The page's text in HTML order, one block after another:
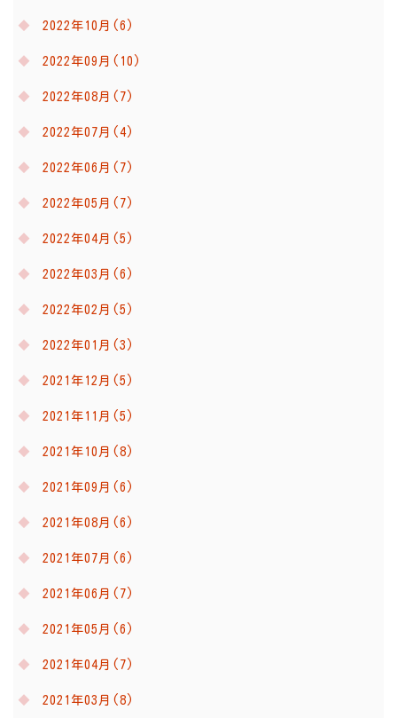
2022年10月(6)
2022年09月(10)
2022年08月(7)
2022年07月(4)
2022年06月(7)
2022年05月(7)
2022年04月(5)
2022年03月(6)
2022年02月(5)
2022年01月(3)
2021年12月(5)
2021年11月(5)
2021年10月(8)
2021年09月(6)
2021年08月(6)
2021年07月(6)
2021年06月(7)
2021年05月(6)
2021年04月(7)
2021年03月(8)